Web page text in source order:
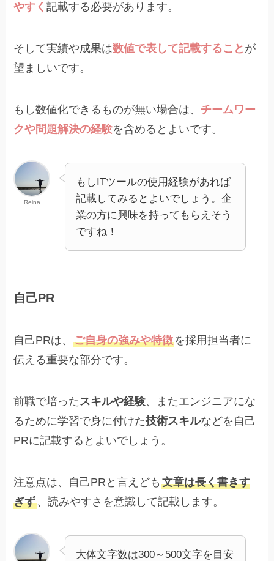
やすく記載する必要があります。
そして実績や成果は数値で表して記載すること が
望ましいです。
もし数値化できるものが無い場合は、 チームワー
クや問題解決の経験を含めるとよいです。
Reina
もしITツールの使用経験があれば
記載してみるとよいでしょう。企
業の方に興味を持ってもらえそう
ですね！
自己PR
自己PRは、ご自身の強みや特徴を採用担当者に
伝える重要な部分です。
前職で培った スキルや経験、またエンジニアにな
るために学習で身に付けた技術スキルなどを自己
PRに記載するとよいでしょう。
注意点は、自己PRと言えども文章は長く書きす
ぎず、読みやすさを意識して記載します。
大体文字数は300～500文字を目安